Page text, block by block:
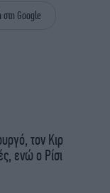
Google
τον Κιρ
ενώ ο Ρίσι